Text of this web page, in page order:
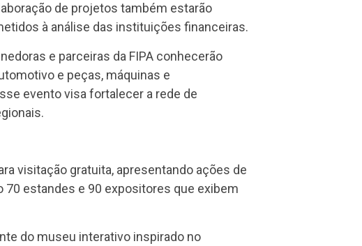
de projetos também estarão
à análise das instituições financeiras.
e parceiras da FIPA conhecerão
e peças, máquinas e
evento visa fortalecer a rede de
visitação gratuita, apresentando ações de
70 estandes e 90 expositores que exibem
do museu interativo inspirado no